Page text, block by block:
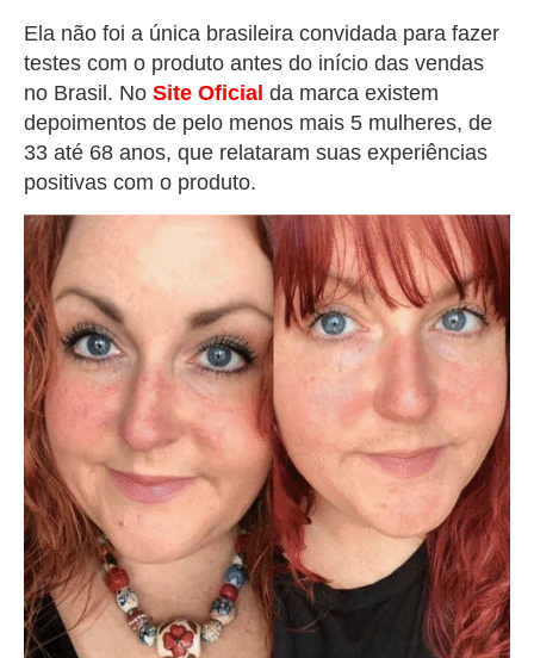
Ela não foi a única brasileira convidada para fazer
testes com o produto antes do início das vendas
no Brasil. No Site Oficial da marca existem
depoimentos de pelo menos mais 5 mulheres, de
33 até 68 anos, que relataram suas experiências
positivas com o produto.